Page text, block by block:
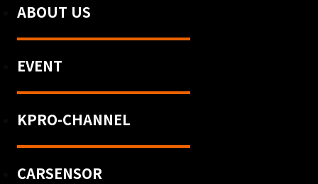
ABOUT US
EVENT
KPRO-CHANNEL
CARSENSOR